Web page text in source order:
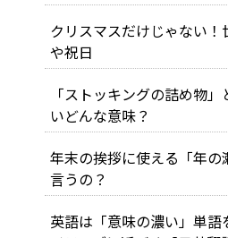
クリスマスだけじゃない
や祝日
「ストッキングの詰め物
いどんな意味？
年末の挨拶に使える「年の
言うの？
英語は「意味の濃い」単